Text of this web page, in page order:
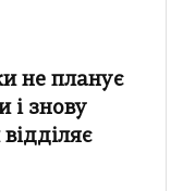
не планує
і знову